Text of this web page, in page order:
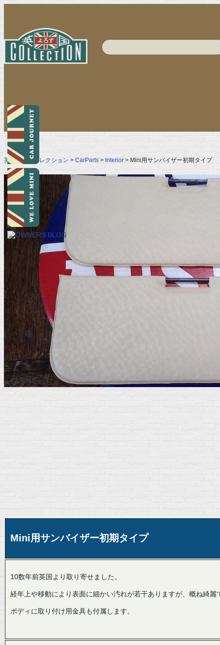
英国よろずコレクション > CarParts > Interior > Mini用サンバイザー初期タイプ
Mini用サンバイザー初期タイプ
10数年前英国より取り寄せました。
経年上や移動により表面に細かい汚れが若干ありますが、概ね綺麗
ボディに取り付け用金具も付属します。